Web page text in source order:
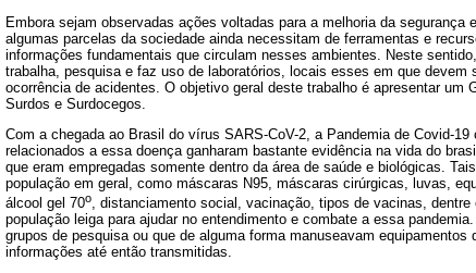
Embora sejam observadas ações voltadas para a melhoria da
algumas parcelas da sociedade ainda necessitam de ferramentas e
informações fundamentais que circulam nesses ambientes. Neste
trabalha, pesquisa e faz uso de laboratórios, locais esses em que
ocorrência de acidentes. O objetivo geral deste trabalho é apresentar um
Surdos e Surdocegos.
Com a chegada ao Brasil do vírus SARS-CoV-2, a Pandemia de Covid-
relacionados a essa doença ganharam bastante evidência na vida do
que eram empregadas somente dentro da área de saúde e biológicas.
população em geral, como máscaras N95, máscaras cirúrgicas, luvas,
álcool gel 70o, distanciamento social, vacinação, tipos de vacinas,
população leiga para ajudar no entendimento e combate a essa
grupos de pesquisa ou que de alguma forma manuseavam
informações até então transmitidas.